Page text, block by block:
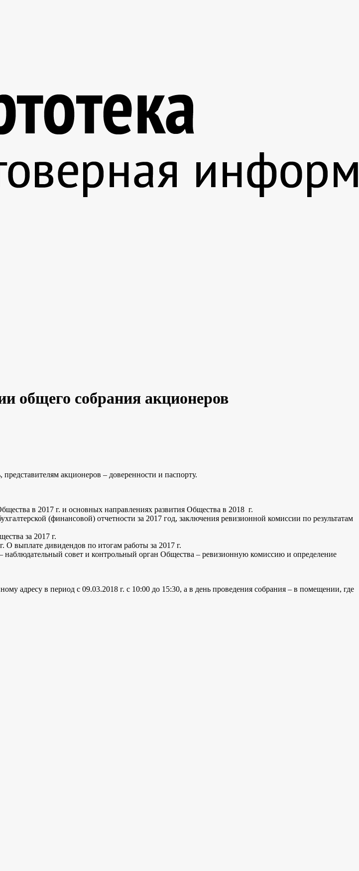
общего собрания акционеров
акционеров – доверенности и паспорту.
в 2017 г. и основных направлениях развития Общества в 2018 г.
(финансовой) отчетности за 2017 год, заключения ревизионной комиссии по результатам
за 2017 г.
выплате дивидендов по итогам работы за 2017 г.
совет и контрольный орган Общества – ревизионную комиссию и определение
адресу в период с 09.03.2018 г. с 10:00 до 15:30, а в день проведения собрания – в помещении, где